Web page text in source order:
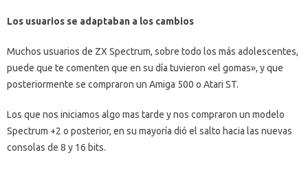
Los usuarios se adaptaban a los cambios
Muchos usuarios de ZX Spectrum, sobre todo los más adolescentes,
puede que te comenten que en su día tuvieron «el gomas», y que
posteriormente se compraron un Amiga 500 o Atari ST.
Los que nos iniciamos algo mas tarde y nos compraron un modelo
Spectrum +2 o posterior, en su mayoría dió el salto hacia las nuevas
consolas de 8 y 16 bits.